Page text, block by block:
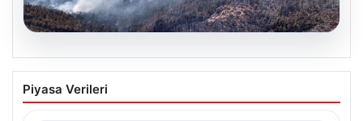
09.08.2026
52 orman yangınına ilişkin soruşturma.
9 şüpheli tutuklandı
Piyasa Verileri